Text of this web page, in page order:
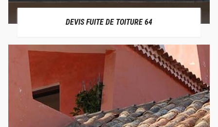
DEVIS FUITE DE TOITURE 64